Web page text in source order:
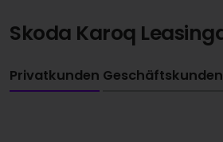
Skoda Karoq
Privatkunden Geschäftskunden